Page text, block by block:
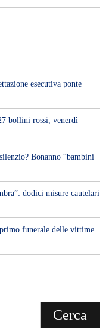
esecutiva ponte
bollini rossi, venerdì
Bonanno “bambini
dodici misure cautelari
funerale delle vittime